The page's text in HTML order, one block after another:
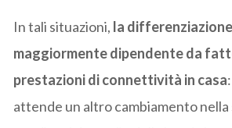
In tali situazioni, la
maggiormente dipendente da
prestazioni di connettività in casa
attende un altro cambiamento